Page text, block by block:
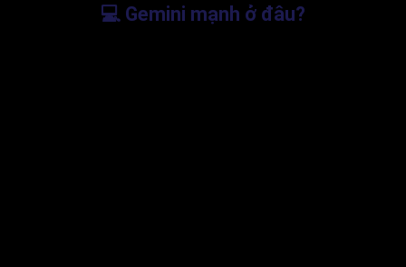
💻 Gemini mạnh ở đâu?